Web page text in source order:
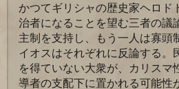
かつてギリシャの歴史家ヘロド
治者になることを望む三者の議
主制を支持し、もう一人は寡頭
イオスはそれぞれに反論する。
を得ていない大衆が、カリスマ
導者の支配下に置かれる可能性